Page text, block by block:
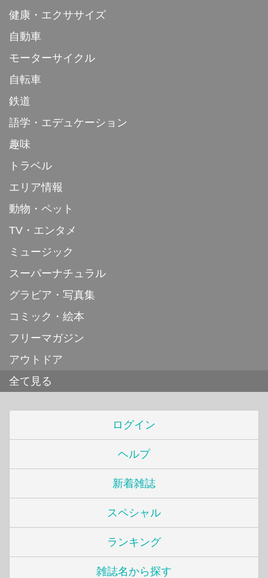
健康・エクササイズ
自動車
モーターサイクル
自転車
鉄道
語学・エデュケーション
趣味
トラベル
エリア情報
動物・ペット
TV・エンタメ
ミュージック
スーパーナチュラル
グラビア・写真集
コミック・絵本
フリーマガジン
アウトドア
全て見る
ログイン
ヘルプ
新着雑誌
スペシャル
ランキング
雑誌名から探す